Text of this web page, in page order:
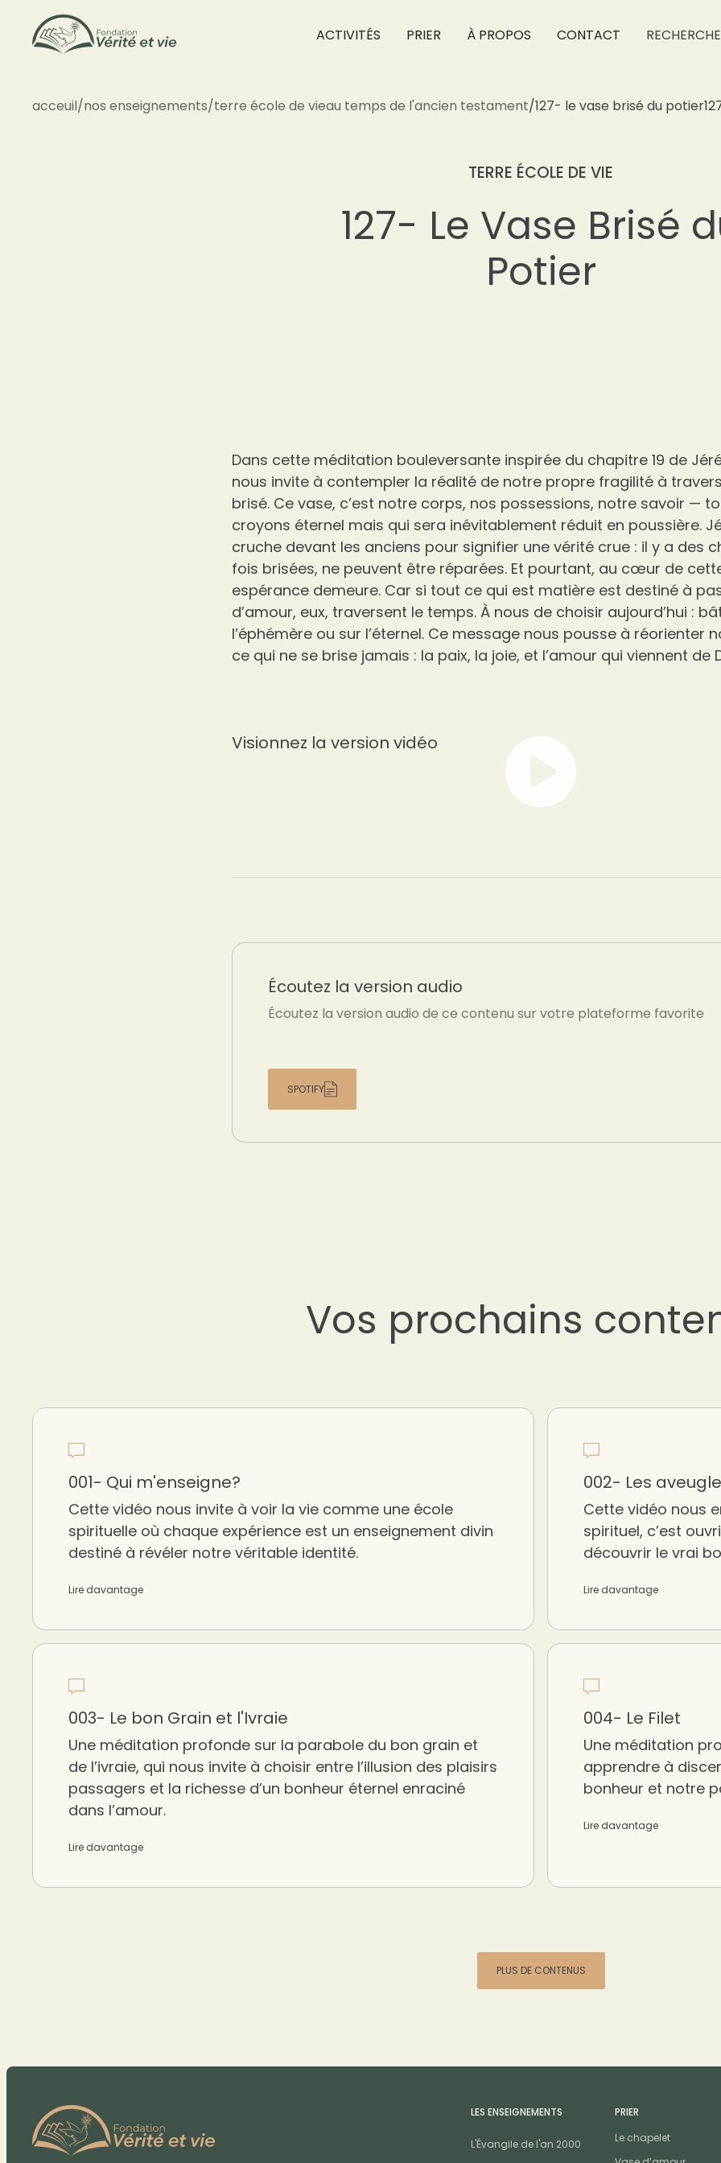
ACTIVITÉS PRIER À PROPOS CONTACT
acceuil/nos enseignements/terre école de vieau temps de l'ancien testament/127- le vase brisé du potier
TERRE ÉCOLE DE VIE
127- Le Vase Brisé
Potier
Dans cette méditation bouleversante inspirée du chapitre 19 de
nous invite à contempler la réalité de notre propre fragilité à
brisé. Ce vase, c’est notre corps, nos possessions, notre savoir —
croyons éternel mais qui sera inévitablement réduit en poussière.
cruche devant les anciens pour signifier une vérité crue : il y a des
fois brisées, ne peuvent être réparées. Et pourtant, au cœur de
espérance demeure. Car si tout ce qui est matière est destiné à
d’amour, eux, traversent le temps. À nous de choisir aujourd’hui :
l’éphémère ou sur l’éternel. Ce message nous pousse à réorienter
ce qui ne se brise jamais : la paix, la joie, et l’amour qui viennent de
Visionnez la version vidéo
Écoutez la version audio
Écoutez la version audio de ce contenu sur votre plateforme favorite
SPOTIFY
Vos prochains
001- Qui m'enseigne?
Cette vidéo nous invite à voir la vie comme une école
spirituelle où chaque expérience est un enseignement divin
destiné à révéler notre véritable identité.
Lire davantage
002- Les
Cette vidéo nous
spirituel, c’est
découvrir le vrai
Lire davantage
003- Le bon Grain et l'Ivraie
Une méditation profonde sur la parabole du bon grain et
de l’ivraie, qui nous invite à choisir entre l’illusion des plaisirs
passagers et la richesse d’un bonheur éternel enraciné
dans l’amour.
Lire davantage
004- Le Filet
Une méditation
apprendre à
bonheur et notre
Lire davantage
PLUS DE CONTENUS
LES ENSEIGNEMENTS
L'Évangile de l'an 2000
PRIER
Le chapelet